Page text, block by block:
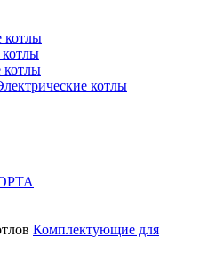
котлы
котлы
котлы
Комплектующие для